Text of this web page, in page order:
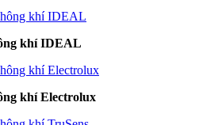
khí IDEAL
khí Electrolux